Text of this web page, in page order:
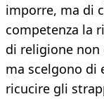
imporre, ma di
competenza la
di religione
ma scelgono di
ricucire gli